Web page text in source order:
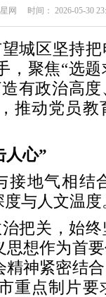
网 时间： 2026-05-30
城区坚持
，聚焦“选
有政治高
推动党员
人心”
接地气相结
与人文温度
把关，始
想作为首
神紧密结
重点制片要